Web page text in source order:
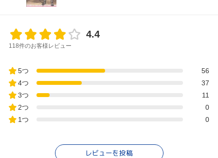
4.4
118件のお客様レビュー
5つ
56
4つ
37
3つ
11
2つ
0
1つ
0
レビューを投稿